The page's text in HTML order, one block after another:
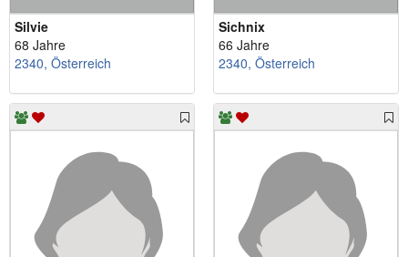
Silvie
68 Jahre
2340, Österreich
Sichnix
66 Jahre
2340, Österreich